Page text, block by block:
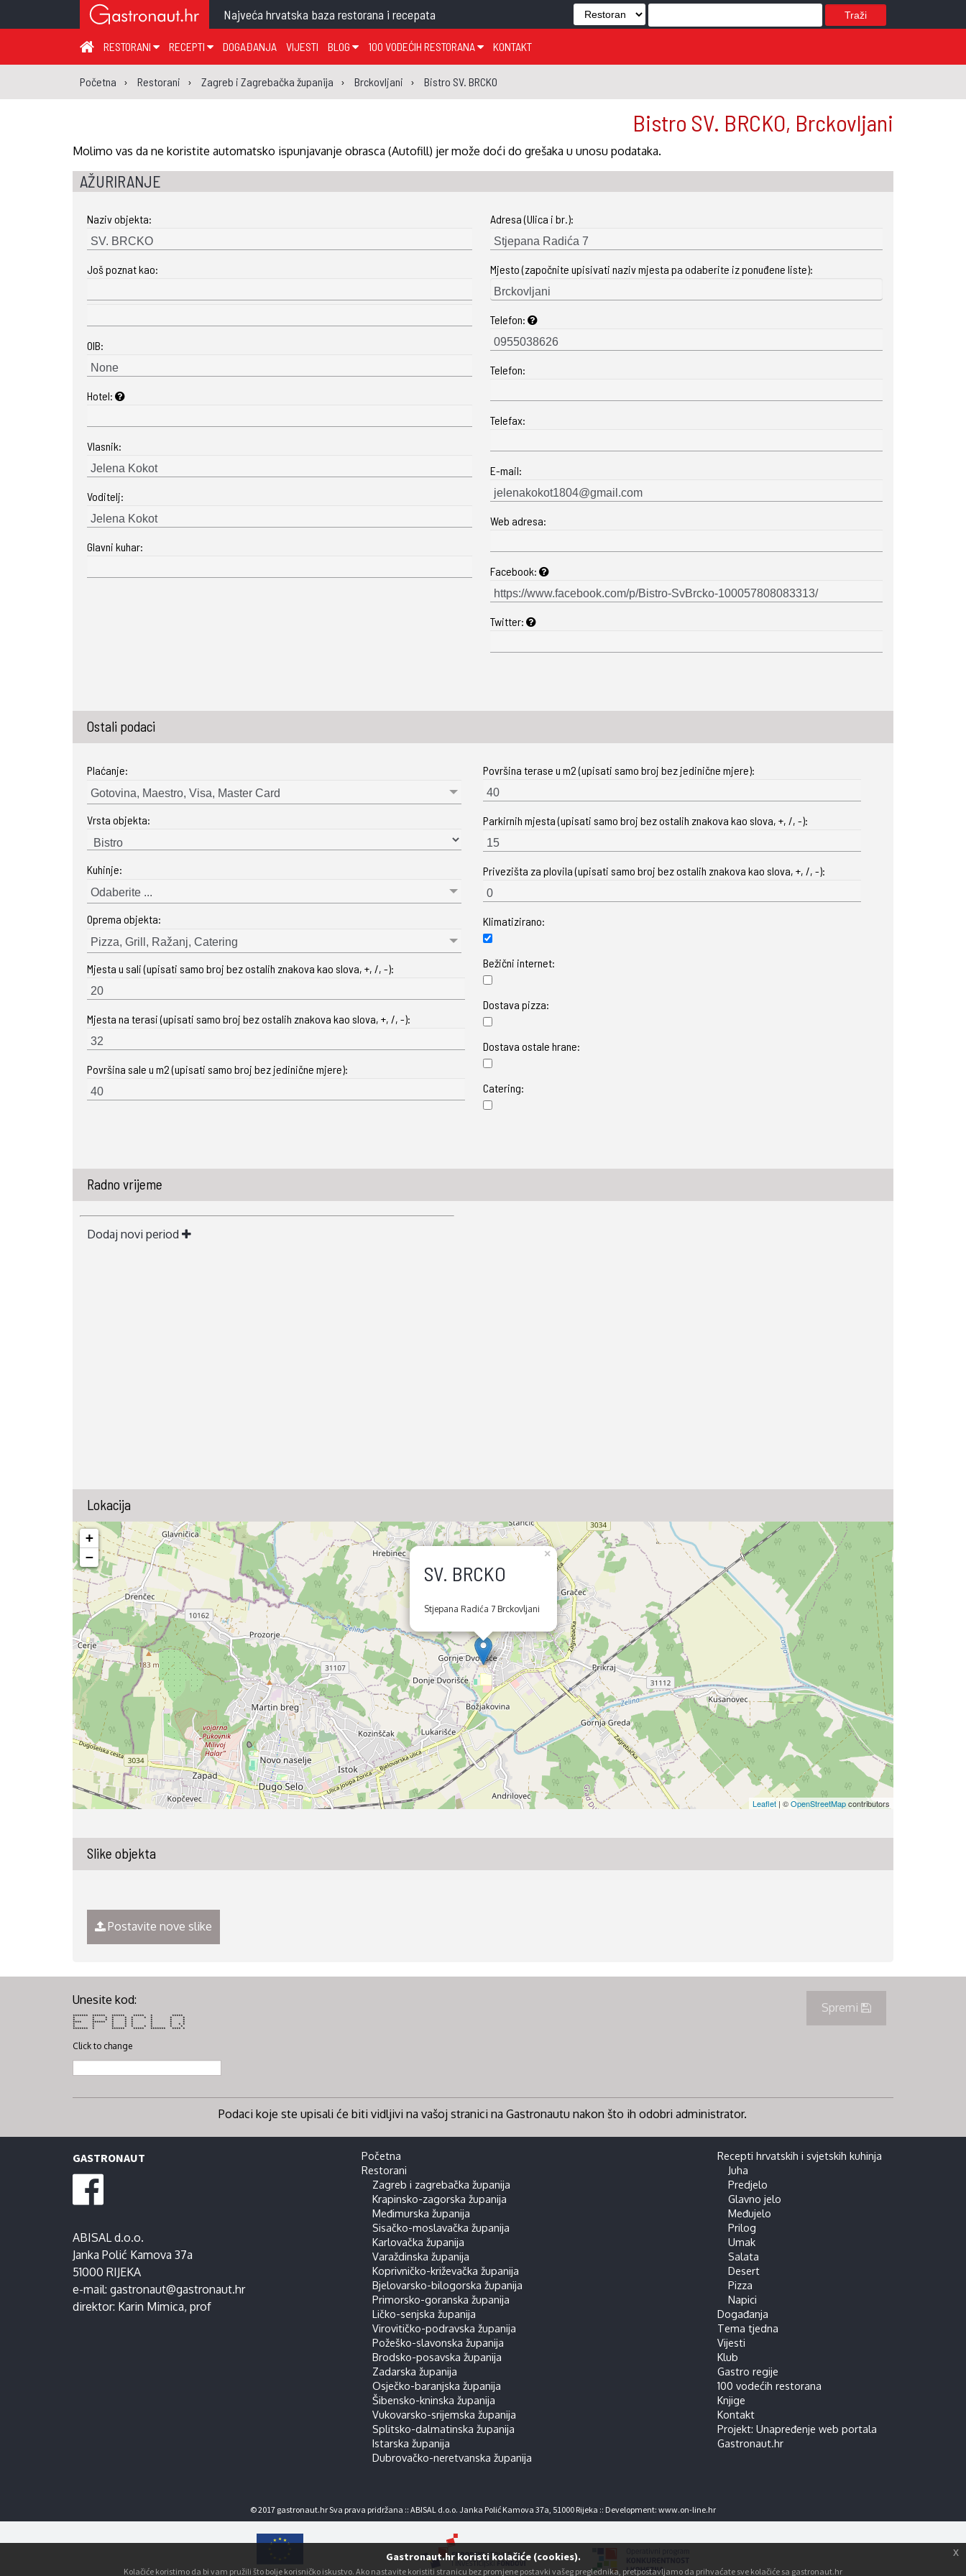
Najveća hrvatska baza restorana i recepata Traži
RESTORANI
ZAGREB I ZAGREBAČKA ŽUPANIJA
KRAPINSKO-ZAGORSKA ŽUPANIJA
MEĐIMURSKA ŽUPANIJA
SISAČKO-MOSLAVAČKA ŽUPANIJA
KOPRIVNIČKO-KRIŽEVAČKA ŽUPANIJA
BJELOVARSKO-BILOGORSKA ŽUPANIJA
PRIMORSKO-GORANSKA ŽUPANIJA
LIČKO-SENJSKA ŽUPANIJA
BRODSKO-POSAVSKA ŽUPANIJA
OSJEČKO-BARANJSKA ŽUPANIJA
ŠIBENSKO-KNINSKA ŽUPANIJA
VUKOVARSKO-SRIJEMSKA ŽUPANIJA
SPLITSKO-DALMATINSKA ŽUPANIJA
ISTARSKA ŽUPANIJA
DUBROVAČKO-NERETVANSKA ŽUPANIJA
RECEPTI
JUHA
PREDJELO
GLAVNO JELO
MEĐUJELO
SALATA
DESERT
PIZZA
NAPICI
DOGAĐANJA VIJESTI BLOG
TEMA TJEDNA
ZANIMLJIVOSTI
KLUB
GASTRO REGIJE
100 VODEĆIH RESTORANA
GLASANJE KNJIGE
KONTAKT
Početna Restorani Zagreb i Zagrebačka županija Brckovljani Bistro SV. BRCKO
Bistro SV. BRCKO, Brckovljani
Molimo vas da ne koristite automatsko ispunjavanje obrasca (Autofill) jer može doći do grešaka u unosu podataka.
AŽURIRANJE
Naziv objekta:
Još poznat kao:
OIB:
Hotel:
Vlasnik:
Voditelj:
Glavni kuhar:
Adresa (Ulica i br.):
Mjesto (započnite upisivati naziv mjesta pa odaberite iz ponuđene liste):
Telefon:
Telefon:
Telefax:
E-mail:
Web adresa:
Facebook:
Twitter:
Ostali podaci
Plaćanje:
Gotovina, Maestro, Visa, Master Card
Vrsta objekta:
Kuhinje:
Odaberite ...
Oprema objekta:
Pizza, Grill, Ražanj, Catering
Mjesta u sali (upisati samo broj bez ostalih znakova kao slova, +, /, -):
Mjesta na terasi (upisati samo broj bez ostalih znakova kao slova, +, /, -):
Površina sale u m2 (upisati samo broj bez jedinične mjere):
Površina terase u m2 (upisati samo broj bez jedinične mjere):
Parkirnih mjesta (upisati samo broj bez ostalih znakova kao slova, +, /, -):
Privezišta za plovila (upisati samo broj bez ostalih znakova kao slova, +, /, -):
Klimatizirano:
Bežični internet:
Dostava pizza:
Dostava ostale hrane:
Catering:
Radno vrijeme
Dodaj novi period
Lokacija
SV. BRCKO
Stjepana Radića 7 Brckovljani
×
+
−
Leaflet| ©OpenStreetMapcontributors
Slike objekta
Postavite nove slike
Spremi
Unesite kod:
******* ****** ****** ***** * *****
* * * * * * * * * *
* * * * * * * * *
**** ****** * * * * * *
* * * * * * * * *
* * * * * * * * *
******* * ****** ***** ******* **** *
Click to change
Podaci koje ste upisali će biti vidljivi na vašoj stranici na Gastronautu nakon što ih odobri administrator.
GASTRONAUT
ABISAL d.o.o.
Janka Polić Kamova 37a
51000 RIJEKA
e-mail: gastronaut@gastronaut.hr
direktor: Karin Mimica, prof
Početna
Restorani
Zagreb i zagrebačka županija
Krapinsko-zagorska županija
Međimurska županija
Sisačko-moslavačka županija
Karlovačka županija
Varaždinska županija
Koprivničko-križevačka županija
Bjelovarsko-bilogorska županija
Primorsko-goranska županija
Ličko-senjska županija
Virovitičko-podravska županija
Požeško-slavonska županija
Brodsko-posavska županija
Zadarska županija
Osječko-baranjska županija
Šibensko-kninska županija
Vukovarsko-srijemska županija
Splitsko-dalmatinska županija
Istarska županija
Dubrovačko-neretvanska županija
Recepti hrvatskih i svjetskih kuhinja
Juha
Predjelo
Glavno jelo
Međujelo
Prilog
Umak
Salata
Desert
Pizza
Napici
Događanja
Tema tjedna
Vijesti
Klub
Gastro regije
100 vodećih restorana
Knjige
Kontakt
Projekt: Unapređenje web portala
Gastronaut.hr
© 2017 gastronaut.hr Sva prava pridržana :: ABISAL d.o.o. Janka Polić Kamova 37a, 51000 Rijeka :: Development: www.on-line.hr
Gastronaut.hr koristi kolačiće (cookies).
Kolačiće koristimo da bi vam pružili što bolje korisničko iskustvo. Ako nastavite koristiti stranicu bez promjene postavki vašeg preglednika, pretpostavljamo da prihvaćate sve kolačiće sa gastronaut.hr
x